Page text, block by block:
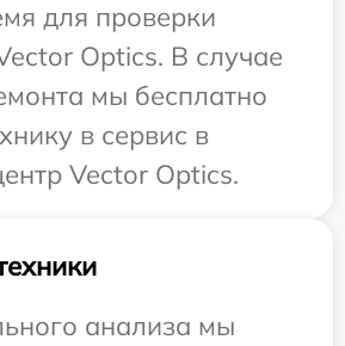
для проверки
Optics. В случае
мы бесплатно
в сервис в
Vector Optics.
анализа мы